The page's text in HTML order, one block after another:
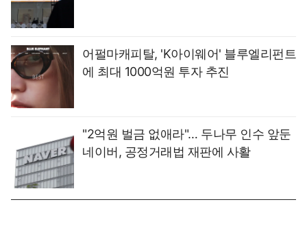
어펄마캐피탈, 'K아이웨어' 블루엘리펀트
에 최대 1000억원 투자 추진
"2억원 벌금 없애라"… 두나무 인수 앞둔
네이버, 공정거래법 재판에 사활